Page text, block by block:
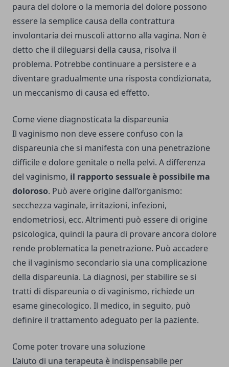
paura del dolore o la memoria del dolore possono
essere la semplice causa della contrattura
involontaria dei muscoli attorno alla vagina. Non è
detto che il dileguarsi della causa, risolva il
problema. Potrebbe continuare a persistere e a
diventare gradualmente una risposta condizionata,
un meccanismo di causa ed effetto.
Come viene diagnosticata la dispareunia
Il vaginismo non deve essere confuso con la
dispareunia che si manifesta con una penetrazione
difficile e dolore genitale o nella pelvi. A differenza
del vaginismo, il rapporto sessuale è possibile ma
doloroso. Può avere origine dall’organismo:
secchezza vaginale, irritazioni, infezioni,
endometriosi, ecc. Altrimenti può essere di origine
psicologica, quindi la paura di provare ancora dolore
rende problematica la penetrazione. Può accadere
che il vaginismo secondario sia una complicazione
della dispareunia. La diagnosi, per stabilire se si
tratti di dispareunia o di vaginismo, richiede un
esame ginecologico. Il medico, in seguito, può
definire il trattamento adeguato per la paziente.
Come poter trovare una soluzione
L’aiuto di una terapeuta è indispensabile per